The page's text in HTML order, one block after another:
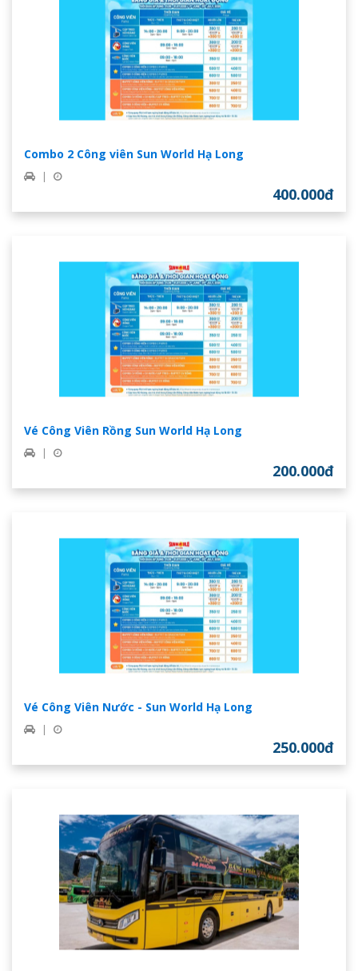
Combo 2 Công viên Sun World Hạ Long
|
400.000đ
Vé Công Viên Rồng Sun World Hạ Long
|
200.000đ
Vé Công Viên Nước - Sun World Hạ Long
|
250.000đ